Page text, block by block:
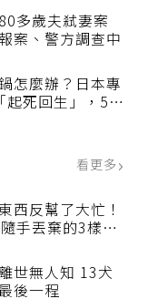
多歲夫弒妻案
案、警方調查中
怎麼辦？日本專
起死回生」，5情
西反幫了大忙！
隨手丟棄的3樣物
世無人知 13犬